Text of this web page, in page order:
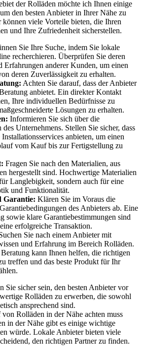
der Rolläden möchte ich Ihnen einige
den besten Anbieter in Ihrer Nähe zu
viele Vorteile bieten, die Ihren
und Ihre Zufriedenheit sicherstellen.
Sie Ihre Suche, indem Sie lokale
recherchieren. Überprüfen Sie deren
Erfahrungen anderer Kunden, um einen
deren Zuverlässigkeit zu erhalten.
Achten Sie darauf, dass der Anbieter
anbietet. Ein direkter Kontakt
Ihre individuellen Bedürfnisse zu
Lösungen zu erhalten.
Informieren Sie sich über die
Unternehmens. Stellen Sie sicher, dass
anbieten, um einen
vom Kauf bis zur Fertigstellung zu
Fragen Sie nach den Materialien, aus
hergestellt sind. Hochwertige Materialien
Langlebigkeit, sondern auch für eine
und Funktionalität.
Garantie: Klären Sie im Voraus die
des Anbieters ab. Eine
sowie klare Garantiebestimmungen sind
erfolgreiche Transaktion.
Sie nach einem Anbieter mit
und Erfahrung im Bereich Rolläden.
kann Ihnen helfen, die richtigen
treffen und das beste Produkt für Ihr
Sie sicher sein, den besten Anbieter vor
Rolläden zu erwerben, die sowohl
ansprechend sind.
Rolläden in der Nähe achten muss
in der Nähe gibt es einige wichtige
würde. Lokale Anbieter bieten viele
den richtigen Partner zu finden.